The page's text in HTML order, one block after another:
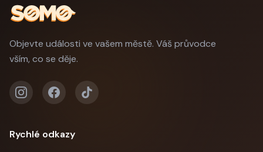
Objevte události ve vašem městě. Váš průvodce
vším, co se děje.
Rychlé odkazy